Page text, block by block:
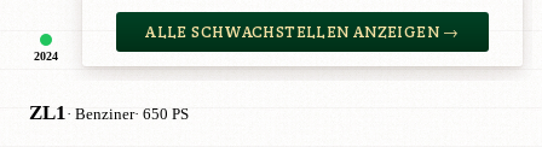
2024
ALLE SCHWACHSTELLEN ANZEIGEN →
ZL1 · Benziner· 650 PS